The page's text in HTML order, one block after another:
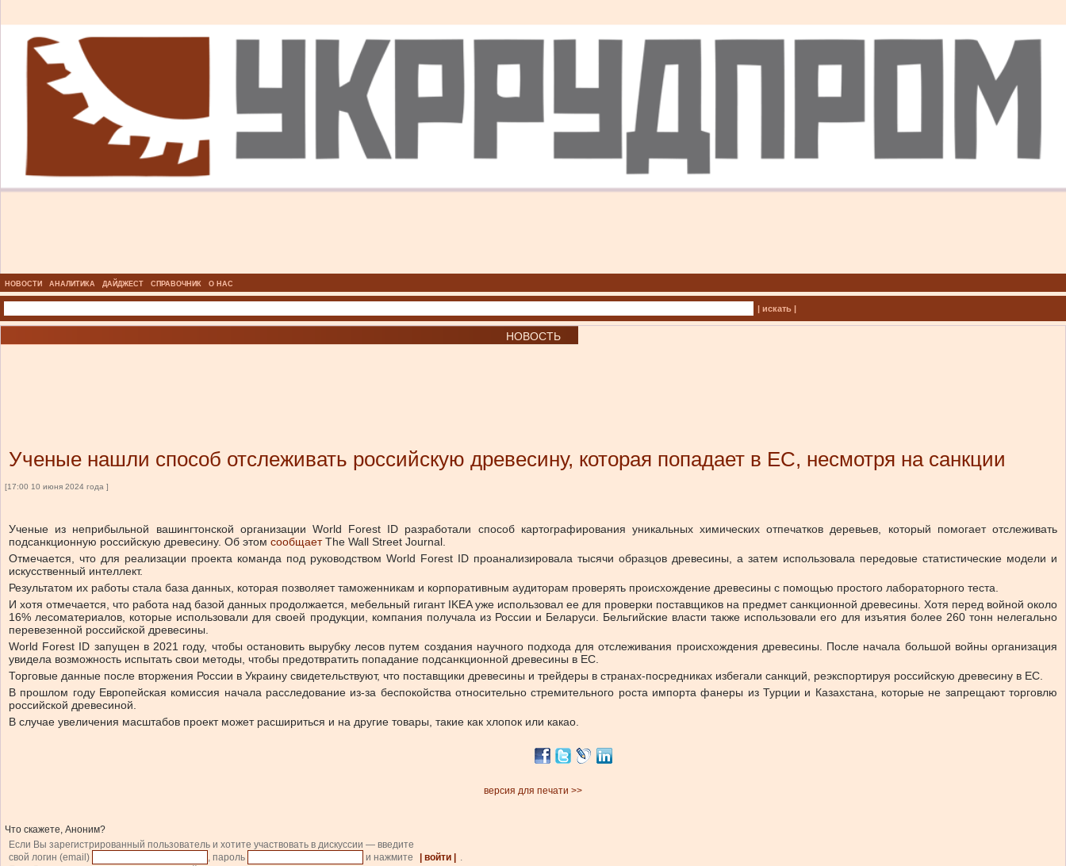
НОВОСТИ АНАЛИТИКА ДАЙДЖЕСТ СПРАВОЧНИК О НАС
| искать |
НОВОСТЬ
Ученые нашли способ отслеживать российскую древесину, которая попадает в ЕС, несмотря на санкции
[17:00 10 июня 2024 года ]
Ученые из неприбыльной вашингтонской организации World Forest ID разработали способ картографирования уникальных химических отпечатков деревьев, который помогает отслеживать
подсанкционную российскую древесину. Об этом сообщаетThe Wall Street Journal.
Отмечается, что для реализации проекта команда под руководством World Forest ID проанализировала тысячи образцов древесины, а затем использовала передовые статистические модели и
искусственный интеллект.
Результатом их работы стала база данных, которая позволяет таможенникам и корпоративным аудиторам проверять происхождение древесины с помощью простого лабораторного теста.
И хотя отмечается, что работа над базой данных продолжается, мебельный гигант IKEA уже использовал ее для проверки поставщиков на предмет санкционной древесины. Хотя перед войной около
16% лесоматериалов, которые использовали для своей продукции, компания получала из России и Беларуси. Бельгийские власти также использовали его для изъятия более 260 тонн нелегально
перевезенной российской древесины.
World Forest ID запущен в 2021 году, чтобы остановить вырубку лесов путем создания научного подхода для отслеживания происхождения древесины. После начала большой войны организация
увидела возможность испытать свои методы, чтобы предотвратить попадание подсанкционной древесины в ЕС.
Торговые данные после вторжения России в Украину свидетельствуют, что поставщики древесины и трейдеры в странах-посредниках избегали санкций, реэкспортируя российскую древесину в ЕС.
В прошлом году Европейская комиссия начала расследование из-за беспокойства относительно стремительного роста импорта фанеры из Турции и Казахстана, которые не запрещают торговлю
российской древесиной.
В случае увеличения масштабов проект может расшириться и на другие товары, такие как хлопок или какао.
версия для печати >>
Что скажете, Аноним?
Если Вы зарегистрированный пользователь и хотите участвовать в дискуссии — введите
свой логин (email)
, пароль и нажмите | войти |
.